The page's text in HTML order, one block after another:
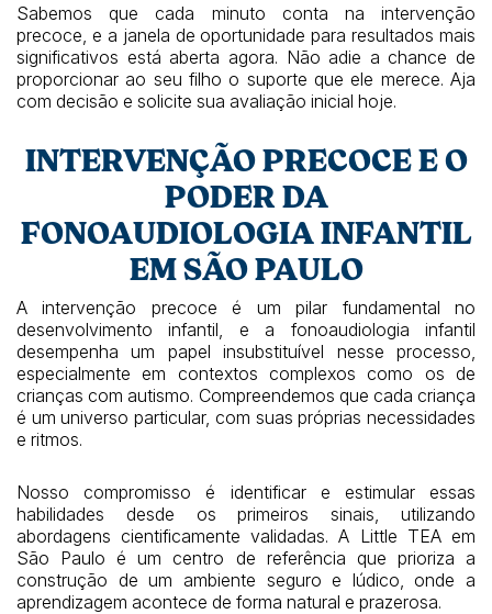
Sabemos que cada minuto conta na intervenção
precoce, e a janela de oportunidade para resultados mais
significativos está aberta agora. Não adie a chance de
proporcionar ao seu filho o suporte que ele merece. Aja
com decisão e solicite sua avaliação inicial hoje.
INTERVENÇÃO PRECOCE E O
PODER DA
FONOAUDIOLOGIA INFANTIL
EM SÃO PAULO
A intervenção precoce é um pilar fundamental no
desenvolvimento infantil, e a fonoaudiologia infantil
desempenha um papel insubstituível nesse processo,
especialmente em contextos complexos como os de
crianças com autismo. Compreendemos que cada criança
é um universo particular, com suas próprias necessidades
e ritmos.
Nosso compromisso é identificar e estimular essas
habilidades desde os primeiros sinais, utilizando
abordagens cientificamente validadas. A Little TEA em
São Paulo é um centro de referência que prioriza a
construção de um ambiente seguro e lúdico, onde a
aprendizagem acontece de forma natural e prazerosa.